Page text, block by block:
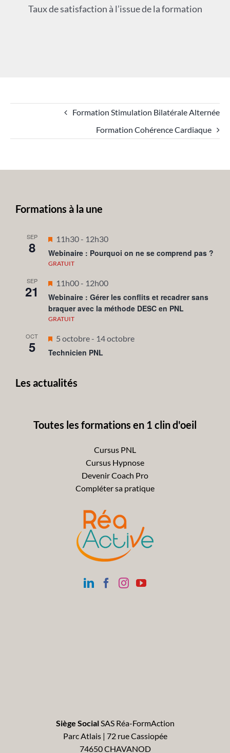
Taux de satisfaction à l’issue de la formation
Formation Stimulation Bilatérale Alternée
Formation Cohérence Cardiaque
Formations à la une
SEP
8
Mis
en
avant
11h30- 12h30
Webinaire : Pourquoi on ne se comprend pas ?
GRATUIT
SEP
21
Mis
en
avant
11h00- 12h00
Webinaire : Gérer les conflits et recadrer sans
braquer avec la méthode DESC en PNL
GRATUIT
OCT
5
Mis
en
5 octobre- 14 octobre
Technicien PNL
Les actualités
Toutes les formations en 1 clin d'oeil
Cursus PNL
Cursus Hypnose
Devenir Coach Pro
Compléter sa pratique
Siège SocialSAS Réa-FormAction
Parc Atlais | 72 rue Cassiopée
74650 CHAVANOD